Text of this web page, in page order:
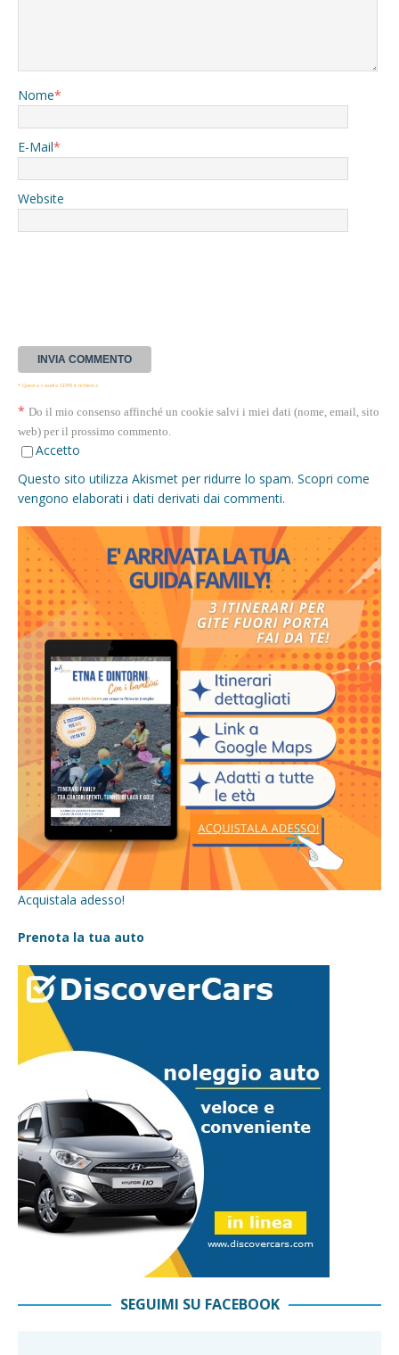
Nome*
E-Mail*
Website
* Questa casella GDPR è richiesta
* Do il mio consenso affinché un cookie salvi i miei dati (nome, email, sito
web) per il prossimo commento.
Accetto
Questo sito utilizza Akismet per ridurre lo spam. Scopri come
vengono elaborati i dati derivati dai commenti.
Acquistala adesso!
Prenota la tua auto
SEGUIMI SU FACEBOOK